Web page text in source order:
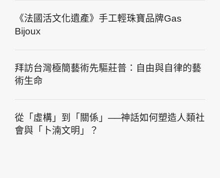
《法國活文化遺產》手工輕珠寶品牌Gas
Bijoux
拜訪台灣極簡藝術先驅莊普：自由與自律的藝
術生命
從「虛構」到「關係」──神話如何塑造人類社
會與「卜湳文明」？